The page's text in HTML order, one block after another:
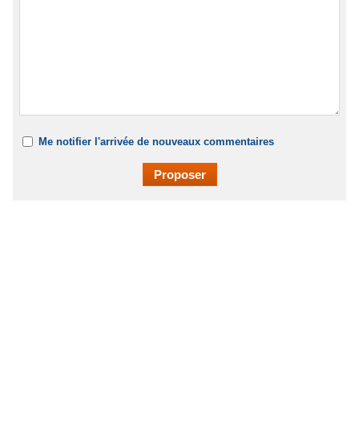
Me notifier l'arrivée de nouveaux commentaires